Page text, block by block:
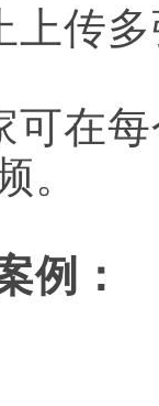
上传
可在
。
例：